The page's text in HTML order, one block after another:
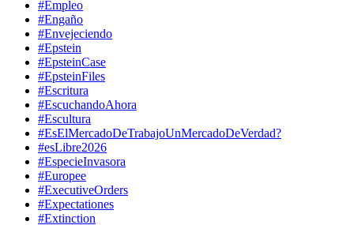
#Empleo
#Engaño
#Envejeciendo
#Epstein
#EpsteinCase
#EpsteinFiles
#Escritura
#EscuchandoAhora
#Escultura
#EsElMercadoDeTrabajoUnMercadoDeVerdad?
#esLibre2026
#EspecieInvasora
#Europee
#ExecutiveOrders
#Expectationes
#Extinction